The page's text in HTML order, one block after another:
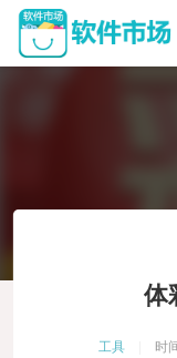
体
工具 时